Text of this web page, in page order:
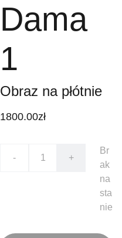
Dama
1
Obraz na płótnie
1800.00zł
- +
Br
ak
na
sta
nie